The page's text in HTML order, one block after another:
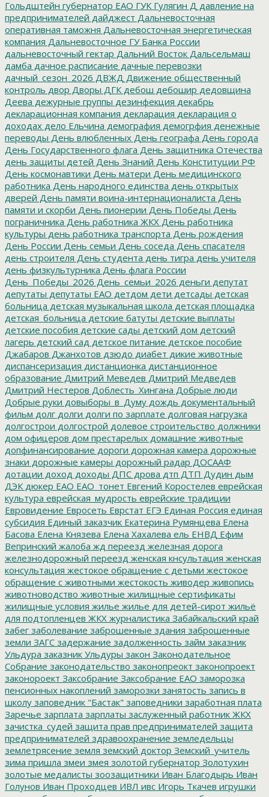
Гольдштейн губернатор ЕАО ГУКГулягин Д давление на
предпринимателей дайджест Дальневосточная
оперативная таможня Дальневосточная энергетическая
компания Дальневосточное ГУ Банка России
дальневосточный гектар Дальний Восток Дальсельмаш
дамба дачное расписание дачные перевозки
дачный_сезон_2026 ДВЖД Движение общественный
контроль двор Дворы ДГКдебош дебошир дедовщина
Деева дежурные группы дезинфекция декабрь
декларационная компания декларация декларация о
доходах дело Ельчина демография демогрфия денежные
переводы День влюбленных День географа День города
День Государственного флага День защитника Отечества
день защиты детей День Знаний День Конституции РФ
День космонавтики День матери День медицинского
работника День народного единства день открытых
дверей День памяти воина-интернационалиста День
памяти и скорби День пионерии День Победы День
пограничника День работника ЖКХ День работника
культуры день работника транспорта День рождения
День России День семьи День соседа День спасателя
день строителя День студента день тигра день учителя
день физкультурника День флага России
День_Победы_2026 День_семьи_2026 деньги депутат
депутаты депутаты ЕАО детдом дети детсады детская
больница детская музыкальная школа детская площадка
детская_больница детские батуты детские выплаты
детские пособия детские сады детский дом детский
лагерь детский сад детское питание детское пособие
Джабаров Джанхотов дзюдо диабет дикие животные
диспансеризация дистанционка дистанционное
образование Дмитрий Меведев Дмитрий Медведев
Дмитрий Нестеров Доблесть_Хингана Добрые люди
Добрые руки довыборы_в_Думу дождь документальный
фильм долг долги долги по зарплате долговая нагрузка
долгострои долгострой долевое строительство должники
дом офицеров дом престарелых домашние животные
допфинансирование дороги дорожная камера дорожные
знаки дорожные камеры дорожный радар ДОСААФ
дотации доход доходы ДПС дрова дтп ДТП Дудин дым
ДЭКдюкер ЕАО ЕАО_тонет Евгений Коростелев еврейская
культура еврейская_мудрость еврейские традиции
Евровидение Евросеть Еврстат ЕГЭ Единая Россия единая
субсидия Единый заказчик Екатерина Румянцева Елена
Басова Елена Князева Елена Хахалева ель ЕНВД Ефим
Вепринский жалоба жд переезд железная дорога
железнодорожный переезд женская кнсультация женская
консультация жестокое обращение с детьми жестокое
обращение с животными жестокость живодер живопись
животноводство животные жилищные сертификаты
жилищные условия жилье жилье для детей-сирот жильё
для подтопленцев ЖКХ журналистика Забайкальский край
забег заболевание заброшенные здания заброшенные
земли ЗАГС задержание задолженность займ заказник
Ульдура заказник Ульдуры закон Законодательное
Собрание законодательство законопреокт законопроект
законороект Заксобрание Заксобрание ЕАО заморозка
пенсионных накоплений заморозки занятость запись в
школу заповедник "Бастак" заповедники заработная плата
Заречье зарплата зарплаты заслуженный работник ЖКХ
зачистка_судей защита прав предпринимателей защита
предпринимателей здравоохранение земледельцы
землетрясение земля земский доктор Земский_учитель
зима пришла змеи змея золотой губернатор Золотухин
золотые медалисты зоозащитники Иван Благодырь Иван
Голунов Иван Проходцев ИВЛ ивс Игорь Ткачев игрушки